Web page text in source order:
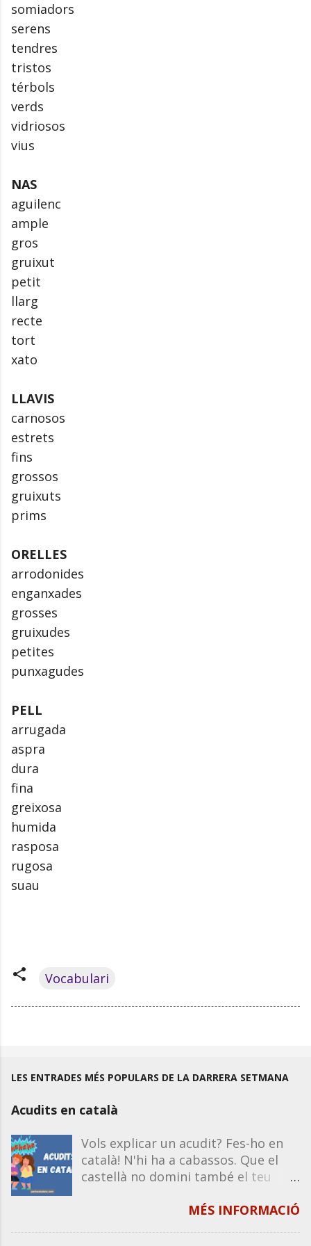
somiadors
serens
tendres
tristos
térbols
verds
vidriosos
vius
NAS
aguilenc
ample
gros
gruixut
petit
llarg
recte
tort
xato
LLAVIS
carnosos
estrets
fins
grossos
gruixuts
prims
ORELLES
arrodonides
enganxades
grosses
gruixudes
petites
punxagudes
PELL
arrugada
aspra
dura
fina
greixosa
humida
rasposa
rugosa
suau
Vocabulari
LES ENTRADES MÉS POPULARS DE LA DARRERA SETMANA
Acudits en català
Vols explicar un acudit? Fes-ho en
català! N'hi ha a cabassos. Que el
castellà no domini també el teu
d'acudits funcionen igual en castellà
MÉS INFORMACIÓ